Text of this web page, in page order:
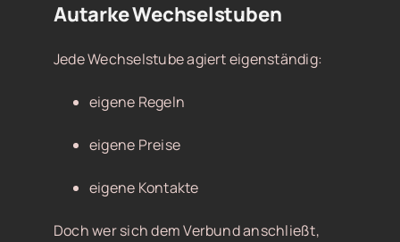
Autarke Wechselstuben
Jede Wechselstube agiert eigenständig:
eigene Regeln
eigene Preise
eigene Kontakte
Doch wer sich dem Verbund anschließt,